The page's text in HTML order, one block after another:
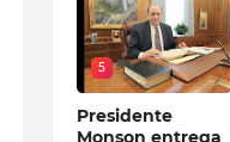
5
Presidente
Monson entrega